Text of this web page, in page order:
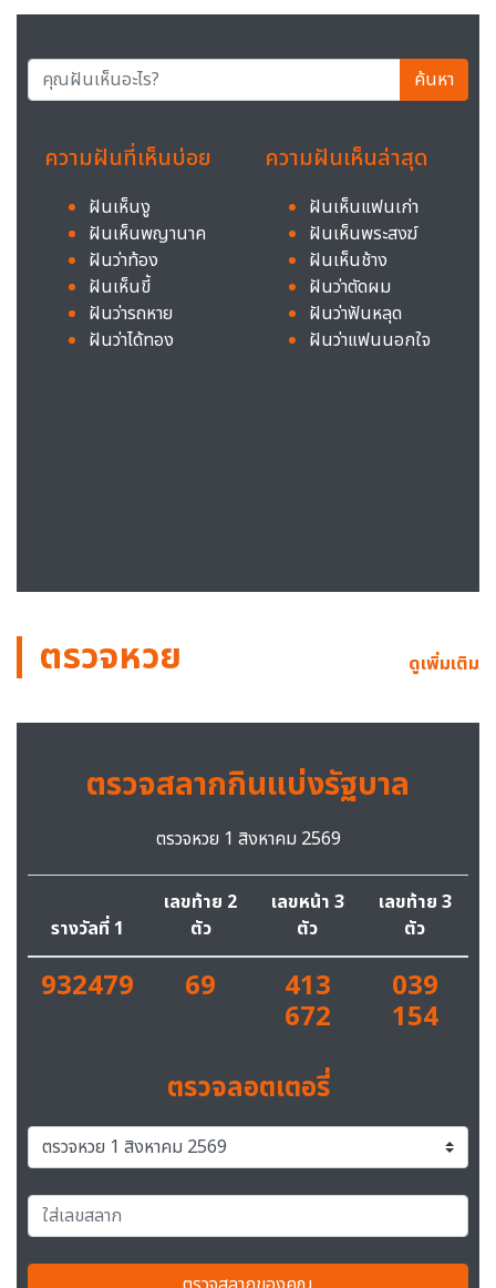
ค้นหา
ความฝันที่เห็นบ่อย
ฝันเห็นงู
ฝันเห็นพญานาค
ฝันว่าท้อง
ฝันเห็นขี้
ฝันว่ารถหาย
ฝันว่าได้ทอง
ความฝันเห็นล่าสุด
ฝันเห็นแฟนเก่า
ฝันเห็นพระสงฆ์
ฝันเห็นช้าง
ฝันว่าตัดผม
ฝันว่าฟันหลุด
ฝันว่าแฟนนอกใจ
ตรวจหวย ดูเพิ่มเติม
ตรวจสลากกินแบ่งรัฐบาล
ตรวจหวย 1 สิงหาคม 2569
รางวัลที่ 1
เลขท้าย 2
ตัว
เลขหน้า 3
ตัว
เลขท้าย 3
ตัว
932479 69 413
672
039
154
ตรวจลอตเตอรี่